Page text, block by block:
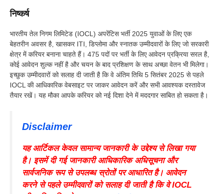
निष्कर्ष
भारतीय तेल निगम लिमिटेड (IOCL) अपरेंटिस भर्ती 2025 युवाओं के लिए एक
बेहतरीन अवसर है, खासकर ITI, डिप्लोमा और स्नातक उम्मीदवारों के लिए जो सरकारी
क्षेत्र में करियर बनाना चाहते हैं। 475 पदों पर भर्ती के लिए आवेदन प्रक्रिया सरल है,
कोई आवेदन शुल्क नहीं है और चयन के बाद प्रशिक्षण के साथ अच्छा वेतन भी मिलेगा।
इच्छुक उम्मीदवारों को सलाह दी जाती है कि वे अंतिम तिथि 5 सितंबर 2025 से पहले
IOCL की आधिकारिक वेबसाइट पर जाकर आवेदन करें और सभी आवश्यक दस्तावेज
तैयार रखें। यह मौका आपके करियर को नई दिशा देने में मददगार साबित हो सकता है।
Disclaimer
यह आर्टिकल केवल सामान्य जानकारी के उद्देश्य से लिखा गया
है। इसमें दी गई जानकारी आधिकारिक अधिसूचना और
सार्वजनिक रूप से उपलब्ध स्रोतों पर आधारित है। आवेदन
करने से पहले उम्मीदवारों को सलाह दी जाती है कि वे IOCL